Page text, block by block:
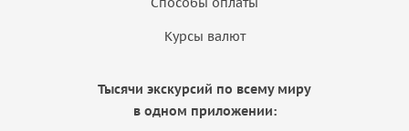
Курсы валют
Тысячи экскурсий по всему миру
в одном приложении: